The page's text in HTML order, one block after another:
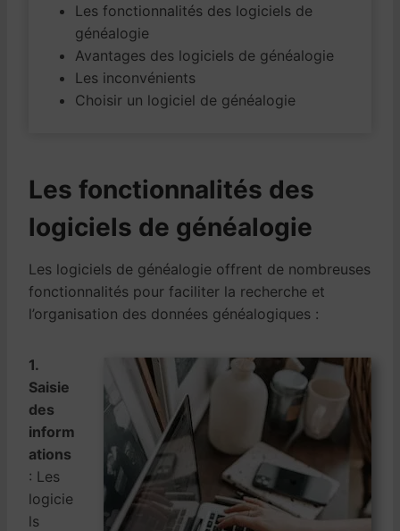
Les fonctionnalités des logiciels de
généalogie
Avantages des logiciels de généalogie
Les inconvénients
Choisir un logiciel de généalogie
Les fonctionnalités des
logiciels de généalogie
Les logiciels de généalogie offrent de nombreuses
fonctionnalités pour faciliter la recherche et
l’organisation des données généalogiques :
1.
Saisie
des
inform
ations
: Les
logicie
ls